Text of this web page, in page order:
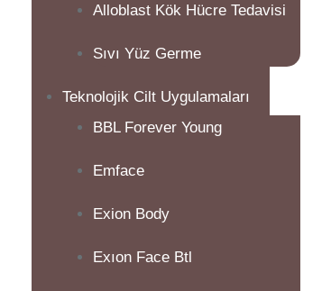
Alloblast Kök Hücre Tedavisi
Sıvı Yüz Germe
Teknolojik Cilt Uygulamaları
BBL Forever Young
Emface
Exion Body
Exıon Face Btl